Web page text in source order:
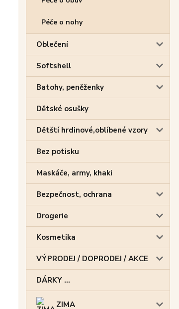
Péče o nohy
Oblečení
Softshell
Batohy, peněženky
Dětské osušky
Dětští hrdinové,oblíbené vzory
Bez potisku
Maskáče, army, khaki
Bezpečnost, ochrana
Drogerie
Kosmetika
VÝPRODEJ / DOPRODEJ / AKCE
DÁRKY ...
ZIMA